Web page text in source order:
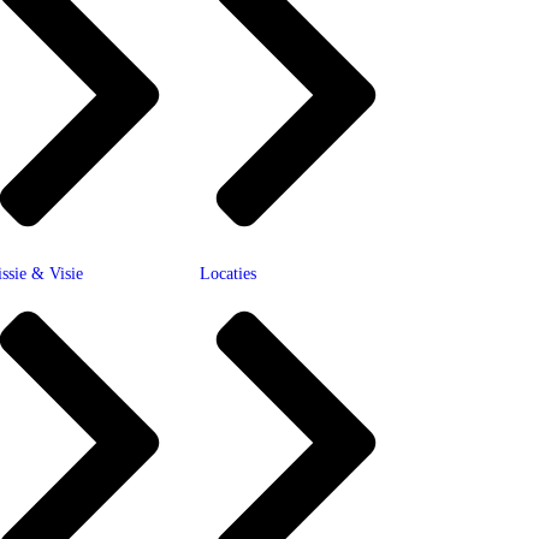
& Visie Locaties